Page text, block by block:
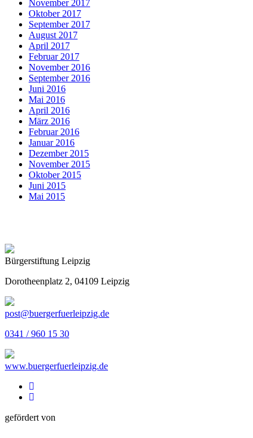
November 2017
Oktober 2017
September 2017
August 2017
April 2017
Februar 2017
November 2016
September 2016
Juni 2016
Mai 2016
April 2016
März 2016
Februar 2016
Januar 2016
Dezember 2015
November 2015
Oktober 2015
Juni 2015
Mai 2015
Bürgerstiftung Leipzig
Dorotheenplatz 2, 04109 Leipzig
post@buergerfuerleipzig.de
0341 / 960 15 30
www.buergerfuerleipzig.de
gefördert von